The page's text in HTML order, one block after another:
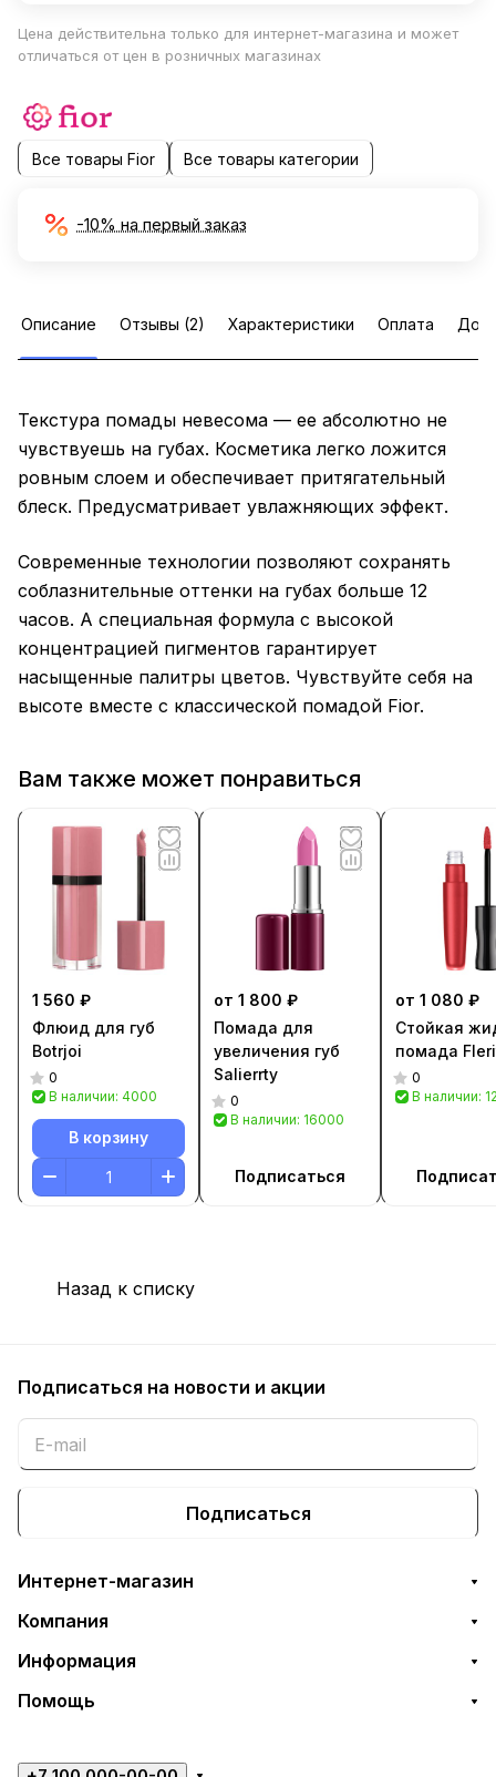
Цена действительна только для интернет-магазина и может
отличаться от цен в розничных магазинах
Все товары Fior Все товары категории
-10% на первый заказ
Описание Отзывы (2) Характеристики Оплата
Текстура помады невесома — ее абсолютно не
чувствуешь на губах. Косметика легко ложится
ровным слоем и обеспечивает притягательный
блеск. Предусматривает увлажняющих эффект.
Современные технологии позволяют сохранять
соблазнительные оттенки на губах больше 12
часов. А специальная формула с высокой
концентрацией пигментов гарантирует
насыщенные палитры цветов. Чувствуйте себя на
высоте вместе с классической помадой Fior.
Вам также может понравиться
1 560 ₽
Флюид для губ
Botrjoi
0
В наличии: 4000
В корзину
от 1 800 ₽
Помада для
увеличения губ
Salierrty
0
В наличии: 16000
Подписаться
от 1 080 ₽
Стойкая
помада
0
В наличии:
Назад к списку
Подписаться на новости и акции
Подписаться
Интернет-магазин
Компания
Информация
Помощь